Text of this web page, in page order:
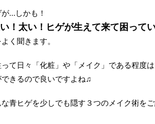
…しかも！
！太い！ヒゲが生えて来て困ってい
く聞きます。
て日々「化粧」や「メイク」である程度は
きるので良いですよね♫
青ヒゲを少しでも隠す３つのメイク術をご